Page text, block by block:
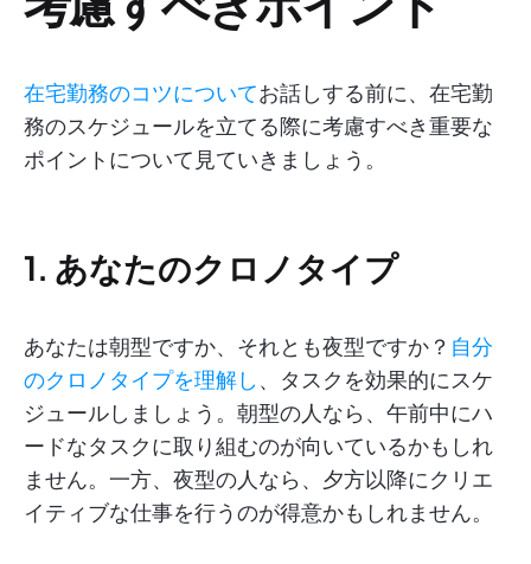
在宅勤務のコツについてお話しする前に、在宅勤
務のスケジュールを立てる際に考慮すべき重要な
ポイントについて見ていきましょう。
1. あなたのクロノタイプ
あなたは朝型ですか、それとも夜型ですか？ 自分
のクロノタイプを理解し 、タスクを効果的にスケ
ジュールしましょう。朝型の人なら、午前中にハ
ードなタスクに取り組むのが向いているかもしれ
ません。一方、夜型の人なら、夕方以降にクリエ
イティブな仕事を行うのが得意かもしれません。